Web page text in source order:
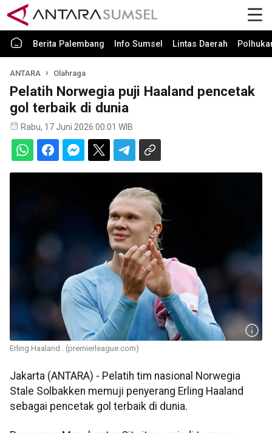
Berita Palembang Info Sumsel Lintas Daerah
ANTARA Olahraga
Pelatih Norwegia puji Haaland pencetak
gol terbaik di dunia
Rabu, 17 Juni 2026 00:01 WIB
Erling Haaland . (premierleague.com)
Jakarta (ANTARA) - Pelatih tim nasional Norwegia
Stale Solbakken memuji penyerang Erling Haaland
sebagai pencetak gol terbaik di dunia.